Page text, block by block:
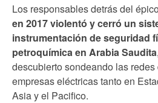
Los responsables detrás del
en 2017 violentó y cerró un
instrumentación de seguridad
petroquímica en Arabia Saudita
descubierto sondeando las
empresas eléctricas tanto en
Asia y el Pacifico.